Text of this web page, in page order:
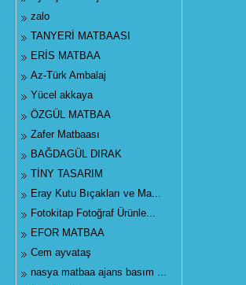
zalo
TANYERİ MATBAASI
ERİS MATBAA
Az-Türk Ambalaj
Yücel akkaya
ÖZGÜL MATBAA
Zafer Matbaası
BAĞDAGÜL DIRAK
TİNY TASARIM
Eray Kutu Bıçakları ve Ma...
Fotokitap Fotoğraf Ürünle...
EFOR MATBAA
Cem ayvataş
nasya matbaa ajans basım ...